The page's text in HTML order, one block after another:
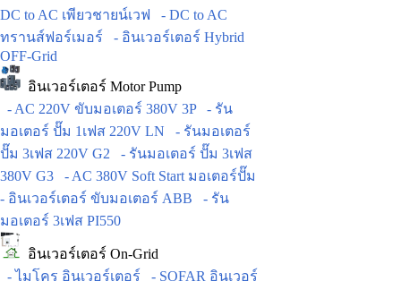
DC to AC เพียวชายน์เวฟ
- DC to AC
ทรานส์ฟอร์เมอร์
- อินเวอร์เตอร์ Hybrid
OFF-Grid
อินเวอร์เตอร์ Motor Pump
- AC 220V ขับมอเตอร์ 380V 3P
- รัน
มอเตอร์ ปั๊ม 1เฟส 220V LN
- รันมอเตอร์
ปั๊ม 3เฟส 220V G2
- รันมอเตอร์ ปั๊ม 3เฟส
380V G3
- AC 380V Soft Start มอเตอร์ปั๊ม
- อินเวอร์เตอร์ ขับมอเตอร์ ABB
- รัน
มอเตอร์ 3เฟส PI550
อินเวอร์เตอร์ On-Grid
- ไมโคร อินเวอร์เตอร์
- SOFAR อินเวอร์